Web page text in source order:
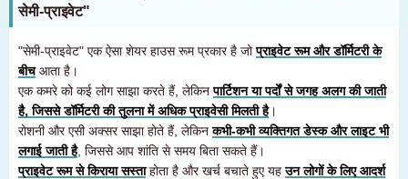
सेमी-प्राइवेट"
"सेमी-प्राइवेट" एक ऐसा शेयर हाउस रूम प्रकार है जोप्राइवेट रूम और डॉर्मिटरी के
बीचआता है।
एक कमरे को कई लोग साझा करते हैं, लेकिनपार्टिशन या पर्दों से जगह अलग की जाती
है, जिससे डॉर्मिटरी की तुलना में अधिक प्राइवेसी मिलती है।
रोशनी और एसी अक्सर साझा होते हैं, लेकिनकभी-कभी व्यक्तिगत डेस्क और लाइट भी
लगाई जाती है, जिससे आप शांति से समय बिता सकते हैं।
प्राइवेट रूम से किराया सस्ताहोता है और खर्च बचाते हुए यहउन लोगों के लिए आदर्श